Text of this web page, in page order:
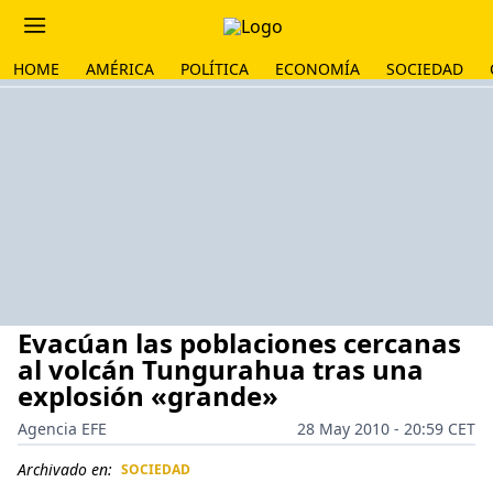
HOME AMÉRICA POLÍTICA ECONOMÍA SOCIEDAD
Evacúan las poblaciones cercanas
al volcán Tungurahua tras una
explosión «grande»
Agencia EFE
28 May 2010 - 20:59 CET
Archivado en: SOCIEDAD